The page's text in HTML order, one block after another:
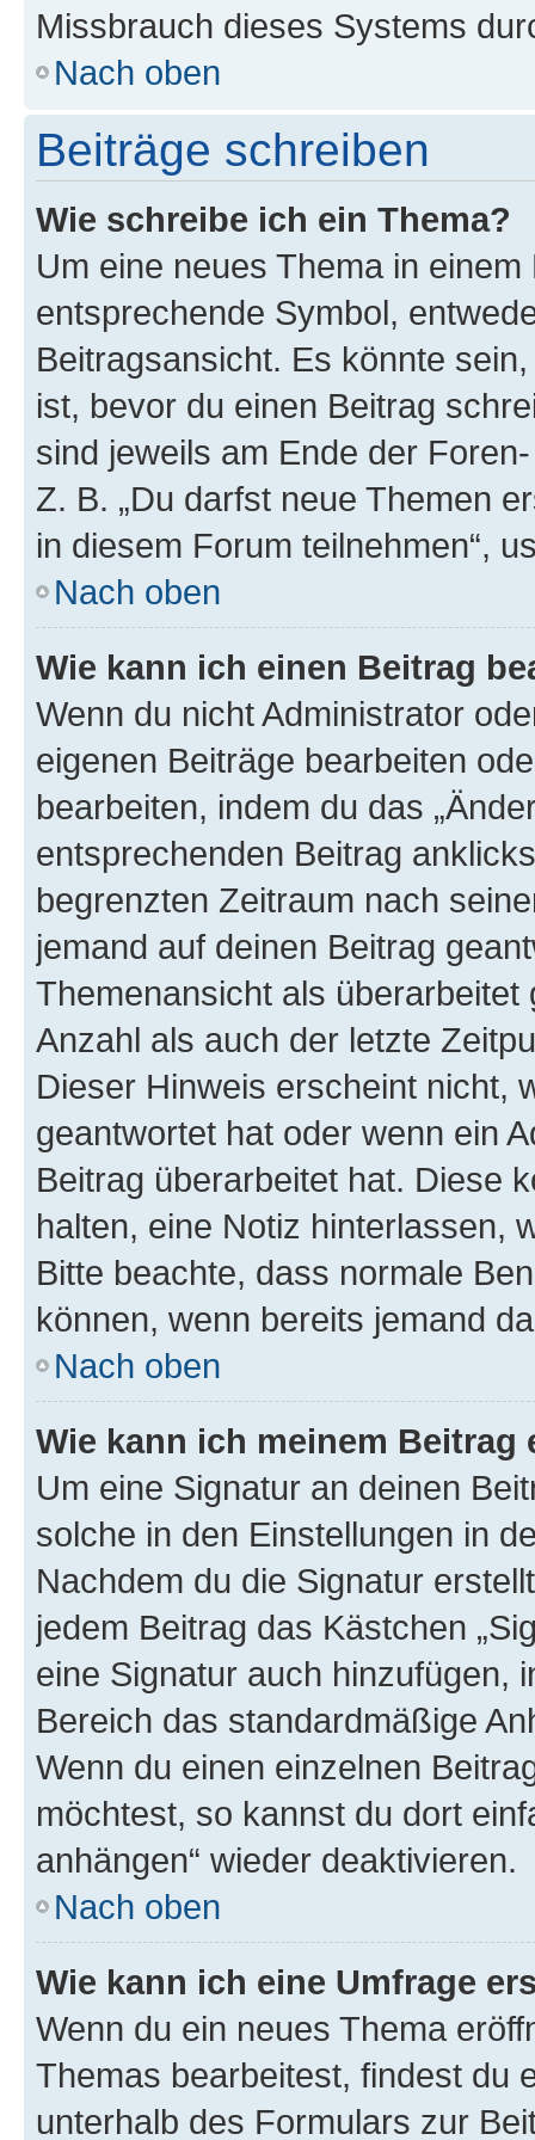
Missbrauch dieses Systems
Nach oben
Beiträge schreiben
Wie schreibe ich ein Thema?
Um eine neues Thema in
entsprechende Symbol,
Beitragsansicht. Es könnte
ist, bevor du einen Beitrag
sind jeweils am Ende der
Z. B. „Du darfst neue Themen
in diesem Forum teilnehmen“,
Nach oben
Wie kann ich einen Beitrag
Wenn du nicht Administrator
eigenen Beiträge bearbeiten
bearbeiten, indem du das
entsprechenden Beitrag
begrenzten Zeitraum nach
jemand auf deinen Beitrag
Themenansicht als
Anzahl als auch der letzte
Dieser Hinweis erscheint nicht,
geantwortet hat oder wenn ein
Beitrag überarbeitet hat. Diese
halten, eine Notiz hinterlassen,
Bitte beachte, dass normale
können, wenn bereits jemand
Nach oben
Wie kann ich meinem
Um eine Signatur an deinen
solche in den Einstellungen in
Nachdem du die Signatur
jedem Beitrag das Kästchen
eine Signatur auch hinzufügen,
Bereich das standardmäßige
Wenn du einen einzelnen
möchtest, so kannst du dort
anhängen“ wieder deaktivieren.
Nach oben
Wie kann ich eine Umfrage
Wenn du ein neues Thema
Themas bearbeitest, findest du
unterhalb des Formulars zur